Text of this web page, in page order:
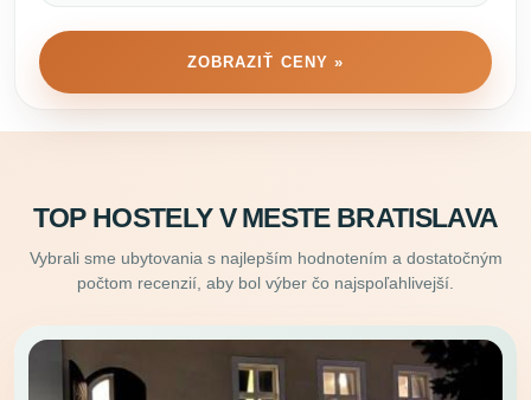
ZOBRAZIŤ CENY »
TOP HOSTELY V MESTE BRATISLAVA
Vybrali sme ubytovania s najlepším hodnotením a dostatočným
počtom recenzií, aby bol výber čo najspoľahlivejší.